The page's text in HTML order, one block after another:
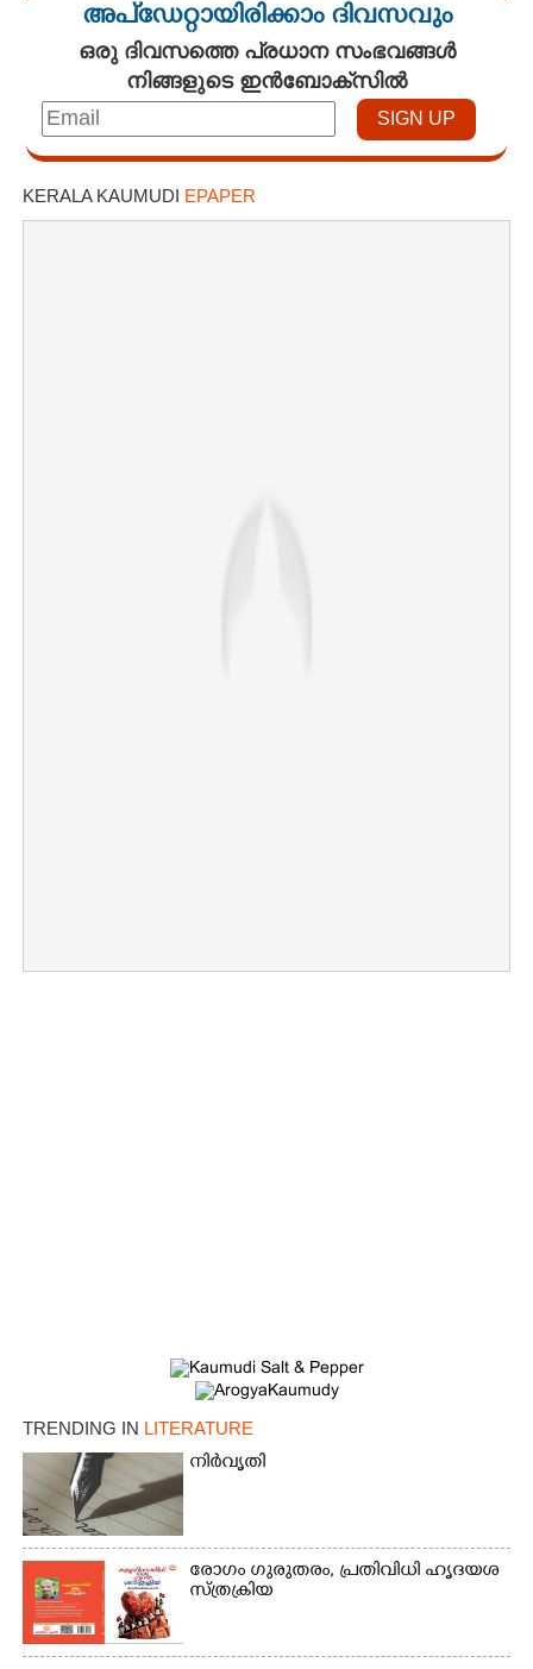
അപ്ഡേറ്റായിരിക്കാം ദിവസവും
ഒരു ദിവസത്തെ പ്രധാന സംഭവങ്ങൾ
നിങ്ങളുടെ ഇൻബോക്സിൽ
KERALA KAUMUDI EPAPER
TRENDING IN LITERATURE
നിർവൃതി
രോ​ഗം​ ​ഗു​രു​​​ത​രം,​​ ​പ്ര​തി​​​വി​ധി​ ​ഹൃ​ദ​​​യ​​​ശ​​​
സ്ത്ര​​​ക്രി​​​യ​
×